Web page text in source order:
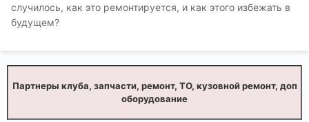
случилось, как это ремонтируется, и как этого избежать в
будущем?
Партнеры клуба, запчасти, ремонт, ТО, кузовной ремонт, доп
оборудование